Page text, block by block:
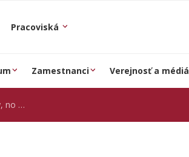
Pracoviská
Zamestnanci Verejnosť a médiá